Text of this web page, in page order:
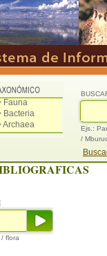
Fauna
Bacteria
Archaea
Ejs.:
/
flora